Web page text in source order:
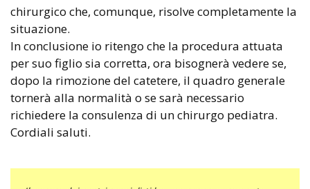
chirurgico che, comunque, risolve completamente la
situazione.
In conclusione io ritengo che la procedura attuata
per suo figlio sia corretta, ora bisognerà vedere se,
dopo la rimozione del catetere, il quadro generale
tornerà alla normalità o se sarà necessario
richiedere la consulenza di un chirurgo pediatra.
Cordiali saluti.